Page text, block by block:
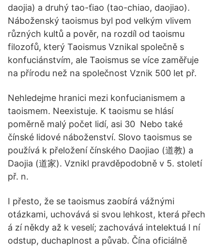
daojia) a druhý tao-ťiao (tao-chiao, daojiao).
Náboženský taoismus byl pod velkým vlivem
různých kultů a pověr, na rozdíl od taoismu
filozofů, který Taoismus Vznikal společně s
konfuciánstvím, ale Taoismus se více zaměřuje
na přírodu než na společnost Vznik 500 let př.
Nehledejme hranici mezi konfucianismem a
taoismem. Neexistuje. K taoismu se hlásí
poměrně malý počet lidí, asi 30 Nebo také
čínské lidové náboženství. Slovo taoismus se
používá k přeložení čínského Daojiao (道教) a
Daojia (道家). Vznikl pravděpodobně v 5. století
př. n.
I přesto, že se taoismus zaobírá vážnými
otázkami, uchovává si svou lehkost, která přech
á zí někdy až k veselí; zachovává intelektuá l ní
odstup, duchaplnost a půvab. Čína oficiálně